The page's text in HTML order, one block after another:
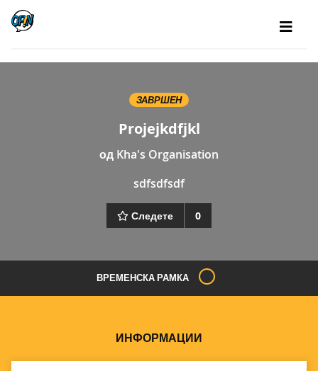
ЗАВРШЕН
Projejkdfjkl
од Kha's Organisation
sdfsdfsdf
Следете 0
ВРЕМЕНСКА РАМКА
ИНФОРМАЦИИ